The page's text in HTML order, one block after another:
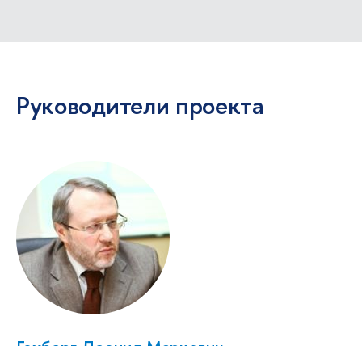
Руководители проекта